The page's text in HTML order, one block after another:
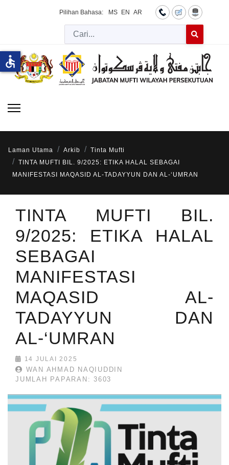
Pilihan Bahasa: MS EN AR
Cari
Laman Utama Arkib
Tinta Mufti
TINTA MUFTI BIL. 9/2025: ETIKA HALAL SEBAGAI
MANIFESTASI MAQASID AL-TADAYYUN DAN AL-‘UMRAN
TINTA MUFTI BIL.
9/2025: ETIKA HALAL
SEBAGAI
MANIFESTASI
MAQASID AL-
TADAYYUN DAN
AL-‘UMRAN
14 JULAI 2025
WAN AHMAD NAQIUDDIN
JUMLAH PAPARAN: 3603
accessible